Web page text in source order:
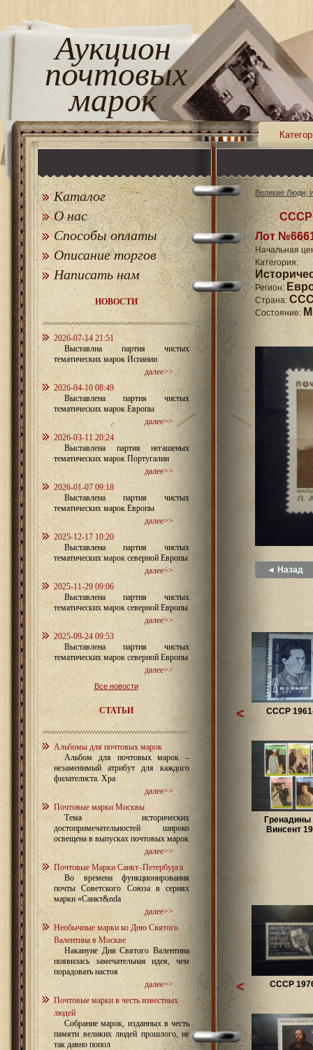
Аукцион
почтовых
марок
Каталог
О нас
Способы оплаты
Описание торгов
Написать нам
НОВОСТИ
2026-07-14 21:51
Выставлна партия чистых
тематических марок Испании
далее>>
2026-04-10 08:49
Выставлена партия чистых
тематических марок Европы
далее>>
2026-03-11 20:24
Выставлена партия негашеных
тематических марок Португалии
далее>>
2026-01-07 09:18
Выставлена партия чистых
тематических марок Европы
далее>>
2025-12-17 10:20
Выставлена партия чистых
тематических марок северной Европы
далее>>
2025-11-29 09:06
Выставлена партия чистых
тематических марок северной Европы
далее>>
2025-09-24 09:53
Выставлена партия чистых
тематических марок северной Европы
далее>>
Все новости
СТАТЬИ
Альбомы для почтовых марок
Альбом для почтовых марок –
незаменимый атрибут для каждого
филателиста. Хра
далее>>
Почтовые марки Москвы
Тема исторических
достопримечательностей широко
освещена в выпусках почтовых марок
далее>>
Почтовые Марки Санкт–Петербурга
Во времена функционирования
почты Советского Союза в сериях
марки «Санкт&nda
далее>>
Необычные марки ко Дню Святого
Валентина в Москве
Накануне Дня Святого Валентина
появилась замечательная идея, чем
порадовать настоя
далее>>
Почтовые марки в честь известных
людей
Собрание марок, изданных в честь
памяти великих людей прошлого, не
так давно попол
Великие Люди,
СССР
Лот
Начальная
Регион:
Страна:
Состояние:
◄ Назад
СССР
Гренадины
Винсент
<
СССР
<